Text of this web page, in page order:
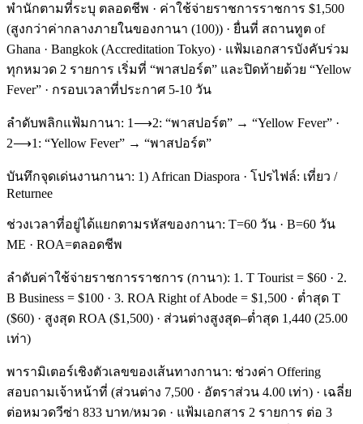
พำนักตามที่ระบุ ตลอดชีพ · ค่าใช้จ่ายราชการราชการ $1,500
(สูงกว่าค่ากลางภายในของกานา (100)) · ยื่นที่ สถานทูต of
Ghana · Bangkok (Accreditation Tokyo) · แฟ้มเอกสารบังคับร่วม
ทุกหมวด 2 รายการ เริ่มที่ “พาสปอร์ต” และปิดท้ายด้วย “Yellow
Fever” · กรอบเวลาที่ประกาศ 5-10 วัน
ลำดับพลิกแฟ้มกานา: 1⟶2: “พาสปอร์ต” → “Yellow Fever” ·
2⟶1: “Yellow Fever” → “พาสปอร์ต”
บันทึกจุดเด่นงานกานา: 1) African Diaspora · โปรไฟล์: เที่ยว /
Returnee
ช่วงเวลาที่อยู่ได้แยกตามรหัสของกานา: T=60 วัน · B=60 วัน
ME · ROA=ตลอดชีพ
ลำดับค่าใช้จ่ายราชการราชการ (กานา): 1. T Tourist = $60 · 2.
B Business = $100 · 3. ROA Right of Abode = $1,500 · ต่ำสุด T
($60) · สูงสุด ROA ($1,500) · ส่วนต่างสูงสุด–ต่ำสุด 1,440 (25.00
เท่า)
พารามิเตอร์เชิงตัวเลขของเส้นทางกานา: ช่วงค่า Offering
สอบถามเจ้าหน้าที่ (ส่วนต่าง 7,500 · อัตราส่วน 4.00 เท่า) · เฉลี่ย
ต่อหมวดวีซ่า 833 บาท/หมวด · แฟ้มเอกสาร 2 รายการ ต่อ 3